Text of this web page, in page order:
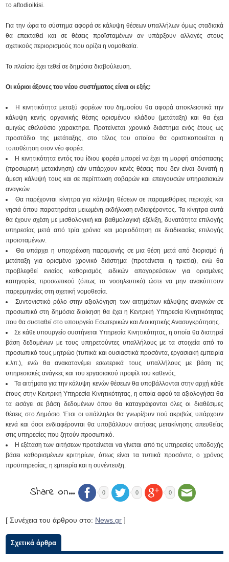
το aftodioikisi.
Για την ώρα το σύστημα αφορά σε κάλυψη θέσεων υπαλλήλων όμως σταδιακά
θα επεκταθεί και σε θέσεις προϊσταμένων αν υπάρξουν αλλαγές στους
σχετικούς περιορισμούς που ορίζει η νομοθεσία.
Το πλαίσιο έχει τεθεί σε δημόσια διαβούλευση.
Οι κύριοι άξονες του νέου συστήματος είναι οι εξής:
Η κινητικότητα μεταξύ φορέων του δημοσίου θα αφορά αποκλειστικά την
κάλυψη κενής οργανικής θέσης ορισμένου κλάδου (μετάταξη) και θα έχει
αμιγώς εθελούσιο χαρακτήρα. Προτείνεται χρονικό διάστημα ενός έτους ως
προστάδιο της μετάταξης, στο τέλος του οποίου θα οριστικοποιείται η
τοποθέτηση στον νέο φορέα.
Η κινητικότητα εντός του ίδιου φορέα μπορεί να έχει τη μορφή απόσπασης
(προσωρινή μετακίνηση) εάν υπάρχουν κενές θέσεις που δεν είναι δυνατή η
άμεση κάλυψή τους και σε περίπτωση σοβαρών και επειγουσών υπηρεσιακών
αναγκών.
Θα παρέχονται κίνητρα για κάλυψη θέσεων σε παραμεθόριες περιοχές και
νησιά όπου παρατηρείται μειωμένη εκδήλωση ενδιαφέροντος. Τα κίνητρα αυτά
θα έχουν σχέση με μισθολογική και βαθμολογική εξέλιξη, δυνατότητα επιλογής
υπηρεσίας μετά από τρία χρόνια και μοριοδότηση σε διαδικασίες επιλογής
προϊσταμένων.
Θα υπάρχει η υποχρέωση παραμονής σε μια θέση μετά από διορισμό ή
μετάταξη για ορισμένο χρονικό διάστημα (προτείνεται η τριετία), ενώ θα
προβλεφθεί ενιαίος καθορισμός ειδικών απαγορεύσεων για ορισμένες
κατηγορίες προσωπικού (όπως το νοσηλευτικό) ώστε να μην ανακύπτουν
παρερμηνείες στη σχετική νομοθεσία.
Συντονιστικό ρόλο στην αξιολόγηση των αιτημάτων κάλυψης αναγκών σε
προσωπικό στη δημόσια διοίκηση θα έχει η Κεντρική Υπηρεσία Κινητικότητας
που θα συσταθεί στο υπουργείο Εσωτερικών και Διοικητικής Ανασυγκρότησης.
Σε κάθε υπουργείο συστήνεται Υπηρεσία Κινητικότητας, η οποία θα διατηρεί
βάση δεδομένων με τους υπηρετούντες υπαλλήλους με τα στοιχεία από το
προσωπικό τους μητρώο (τυπικά και ουσιαστικά προσόντα, εργασιακή εμπειρία
κ.λπ.), ενώ θα ανακατανέμει εσωτερικά τους υπαλλήλους με βάση τις
υπηρεσιακές ανάγκες και του εργασιακού προφίλ του καθενός.
Τα αιτήματα για την κάλυψη κενών θέσεων θα υποβάλλονται στην αρχή κάθε
έτους στην Κεντρική Υπηρεσία Κινητικότητας, η οποία αφού τα αξιολογήσει θα
τα εισάγει σε βάση δεδομένων όπου θα καταγράφονται όλες οι διαθέσιμες
θέσεις στο Δημόσιο. Έτσι οι υπάλληλοι θα γνωρίζουν πού ακριβώς υπάρχουν
κενά και όσοι ενδιαφέρονται θα υποβάλλουν αιτήσεις μετακίνησης απευθείας
στις υπηρεσίες που ζητούν προσωπικό.
Η εξέταση των αιτήσεων προτείνεται να γίνεται από τις υπηρεσίες υποδοχής
βάσει καθορισμένων κριτηρίων, όπως είναι τα τυπικά προσόντα, ο χρόνος
προϋπηρεσίας, η εμπειρία και η συνέντευξη.
Share on… 0 0 0
[ Συνέχεια του άρθρου στο: News.gr ]
Σχετικά άρθρα